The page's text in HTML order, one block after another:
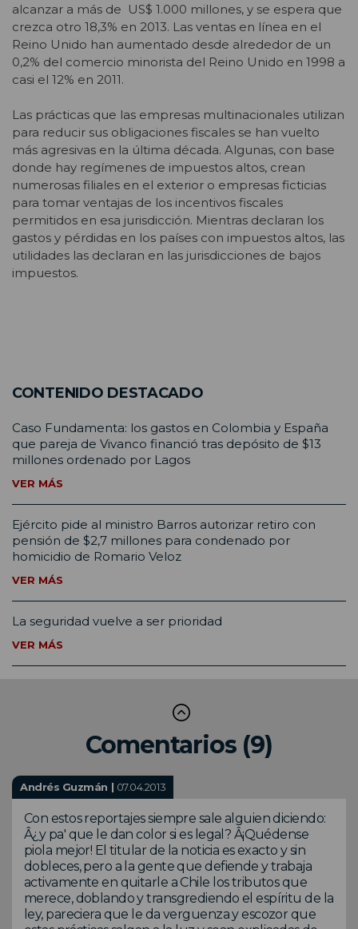
alcanzar a más de US$ 1.000 millones, y se espera que
crezca otro 18,3% en 2013. Las ventas en línea en el
Reino Unido han aumentado desde alrededor de un
0,2% del comercio minorista del Reino Unido en 1998 a
casi el 12% en 2011.
Las prácticas que las empresas multinacionales utilizan
para reducir sus obligaciones fiscales se han vuelto
más agresivas en la última década. Algunas, con base
donde hay regímenes de impuestos altos, crean
numerosas filiales en el exterior o empresas ficticias
para tomar ventajas de los incentivos fiscales
permitidos en esa jurisdicción. Mientras declaran los
gastos y pérdidas en los países con impuestos altos, las
utilidades las declaran en las jurisdicciones de bajos
impuestos.
CONTENIDO DESTACADO
Caso Fundamenta: los gastos en Colombia y España
que pareja de Vivanco financió tras depósito de $13
millones ordenado por Lagos
VER MÁS
Ejército pide al ministro Barros autorizar retiro con
pensión de $2,7 millones para condenado por
homicidio de Romario Veloz
VER MÁS
La seguridad vuelve a ser prioridad
VER MÁS
Comentarios (9)
Andrés Guzmán | 07.04.2013
Con estos reportajes siempre sale alguien diciendo:
Â¿y pa' que le dan color si es legal? Â¡Quédense
piola mejor! El titular de la noticia es exacto y sin
dobleces, pero a la gente que defiende y trabaja
activamente en quitarle a Chile los tributos que
merece, doblando y transgrediendo el espíritu de la
ley, pareciera que le da verguenza y escozor que